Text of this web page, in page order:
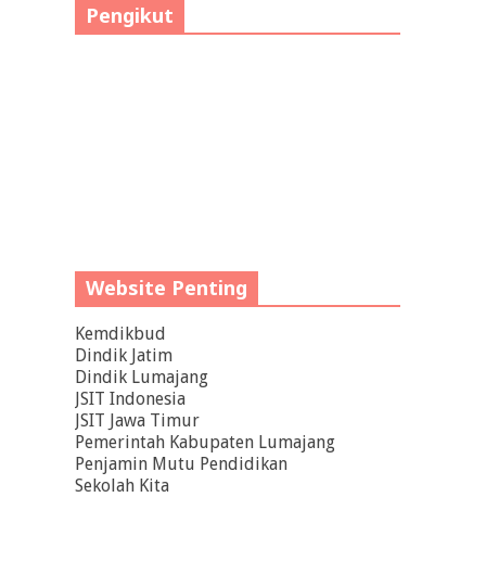
Pengikut
Website Penting
Kemdikbud
Dindik Jatim
Dindik Lumajang
JSIT Indonesia
JSIT Jawa Timur
Pemerintah Kabupaten Lumajang
Penjamin Mutu Pendidikan
Sekolah Kita